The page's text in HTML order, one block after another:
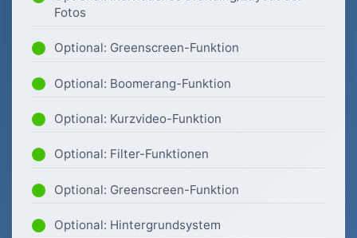
Fotos
Optional: Greenscreen-Funktion
Optional: Boomerang-Funktion
Optional: Kurzvideo-Funktion
Optional: Filter-Funktionen
Optional: Greenscreen-Funktion
Optional: Hintergrundsystem